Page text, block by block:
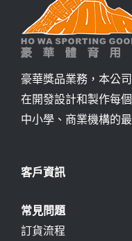
豪華獎品業務，本公
在開發設計和製作每
中小學、商業機構的
客戶資訊
常見問題
訂貨流程